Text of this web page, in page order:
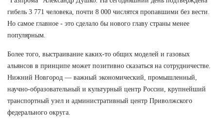
гибель 3 771 человека, почти 8 000 числятся пропавшими без вести.
Но самое главное - это сделало бы нового главу страны менее
популярным.
Более того, выстраивание каких-то общих моделей и газовых
альянсов в принципе может позитивно сказаться на сотрудничестве.
Нижний Новгород — важный экономический, промышленный,
научно-образовательный и культурный центр России, крупнейший
транспортный узел и административный центр Приволжского
федерального округа.